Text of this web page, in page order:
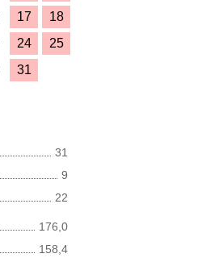
17
18
24
25
31
31
9
22
176,0
158,4